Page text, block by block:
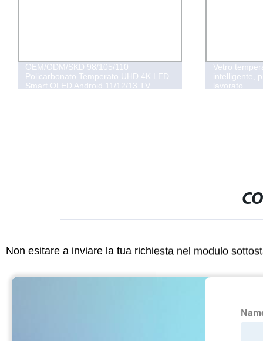
OEM/ODM/SKD 98/105/110
Policarbonato Temperato UHD 4K LED
Smart OLED Android 11/12/13 TV
Vetro
intelligente,
lavorato
Non esitare a inviare la tua richiesta nel modulo